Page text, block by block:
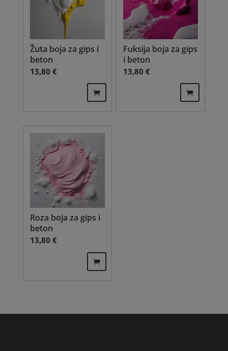
Žuta boja za gips i
beton
13,80 €
Fuksija boja za gips
i beton
13,80 €
Roza boja za gips i
beton
13,80 €